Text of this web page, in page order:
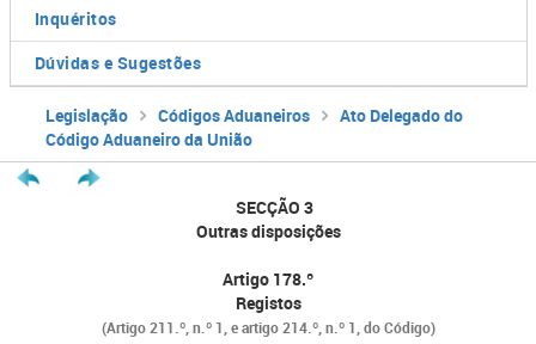
Inquéritos
Dúvidas e Sugestões
Legislação Códigos Aduaneiros
Ato Delegado do
Código Aduaneiro da União
SECÇÃO 3
Outras disposições
Artigo 178.º
Registos
(Artigo 211.º, n.º 1, e artigo 214.º, n.º 1, do Código)